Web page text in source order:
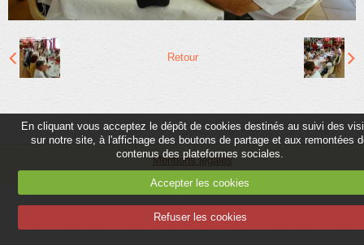
Adhérer
Retour
Mentions légales
En cliquant vous acceptez le dépôt de cookies destinés au suivi des
sur notre site, à l'affichage des boutons de partage et aux remontées
contenus des plateformes sociales.
Accepter les cookies
Refuser les cookies